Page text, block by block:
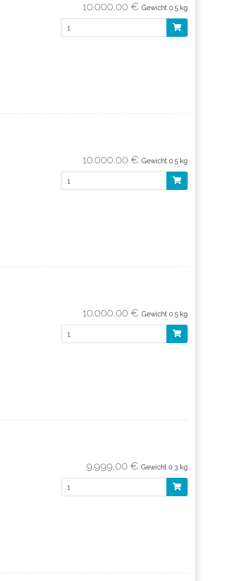
10.000,00 € Gewicht 0.5 kg
10.000,00 € Gewicht 0.5 kg
10.000,00 € Gewicht 0.5 kg
9.999,00 € Gewicht 0.3 kg